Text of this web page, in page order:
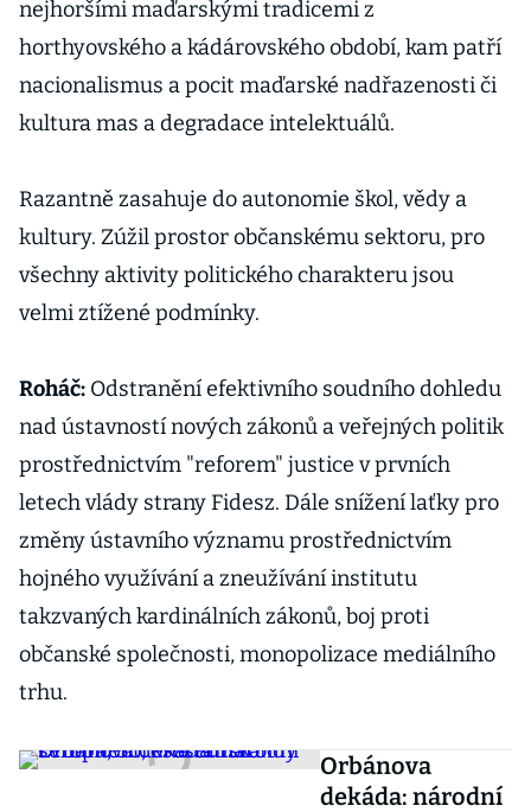
nejhoršími maďarskými tradicemi z
horthyovského a kádárovského období, kam patří
nacionalismus a pocit maďarské nadřazenosti či
kultura mas a degradace intelektuálů.
Razantně zasahuje do autonomie škol, vědy a
kultury. Zúžil prostor občanskému sektoru, pro
všechny aktivity politického charakteru jsou
velmi ztížené podmínky.
Roháč: Odstranění efektivního soudního dohledu
nad ústavností nových zákonů a veřejných politik
prostřednictvím "reforem" justice v prvních
letech vlády strany Fidesz. Dále snížení laťky pro
změny ústavního významu prostřednictvím
hojného využívání a zneužívání institutu
takzvaných kardinálních zákonů, boj proti
občanské společnosti, monopolizace mediálního
trhu.
Orbánova
dekáda: národní